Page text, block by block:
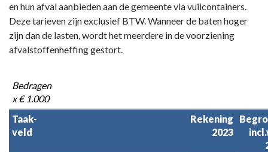
en hun afval aanbieden aan de gemeente via vuilcontainers.
Deze tarieven zijn exclusief BTW. Wanneer de baten hoger
zijn dan de lasten, wordt het meerdere in de voorziening
afvalstoffenheffing gestort.
Bedragen
x € 1.000
Taak-
veld
Rekening
2023